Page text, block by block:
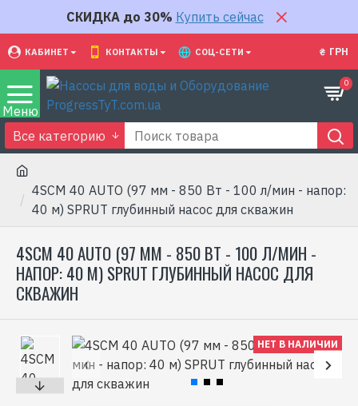
СКИДКА до 30% Купить сейчас
КАБИНЕТ КОНТАКТЫ СОЦ-СЕТИ ₴ ГРН
0
Все категорию
4SCM 40 AUTO (97 мм - 850 Вт - 100 л/мин - напор:
40 м) SPRUT глубинный насос для скважин
4SCM 40 AUTO (97 ММ - 850 ВТ - 100 Л/МИН -
НАПОР: 40 М) SPRUT ГЛУБИННЫЙ НАСОС ДЛЯ
СКВАЖИН
НЕТ В НАЛИЧИИ